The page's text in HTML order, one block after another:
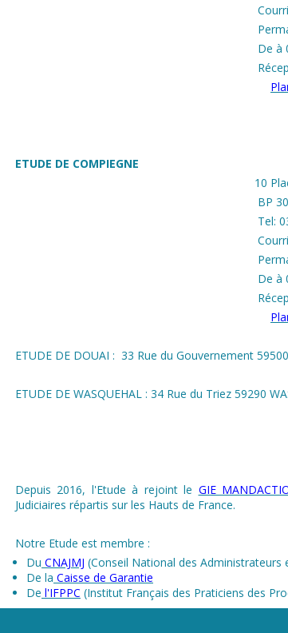
De à
ETUDE DE COMPIEGNE
10
BP
Tel:
De à
ETUDE DE DOUAI : 33 Rue du Gouvernement
ETUDE DE WASQUEHAL : 34 Rue du Triez 59290
Depuis 2016, l'Etude à rejoint le GIE
Judiciaires répartis sur les Hauts de France.
Notre Etude est membre :
Du CNAJMJ (Conseil National des Administrateurs
De la Caisse de Garantie
De l'IFPPC (Institut Français des Praticiens des